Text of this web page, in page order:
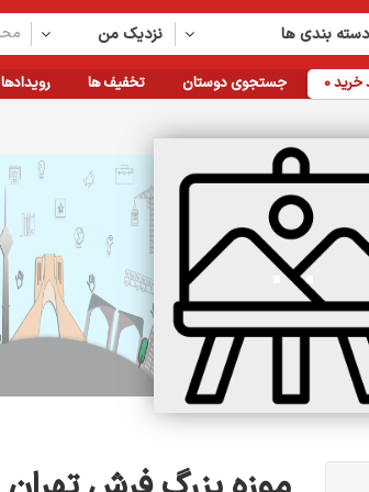
نزدیک من بندی ها
رویدادها تخفیف ها جستجوی دوستان خرید0